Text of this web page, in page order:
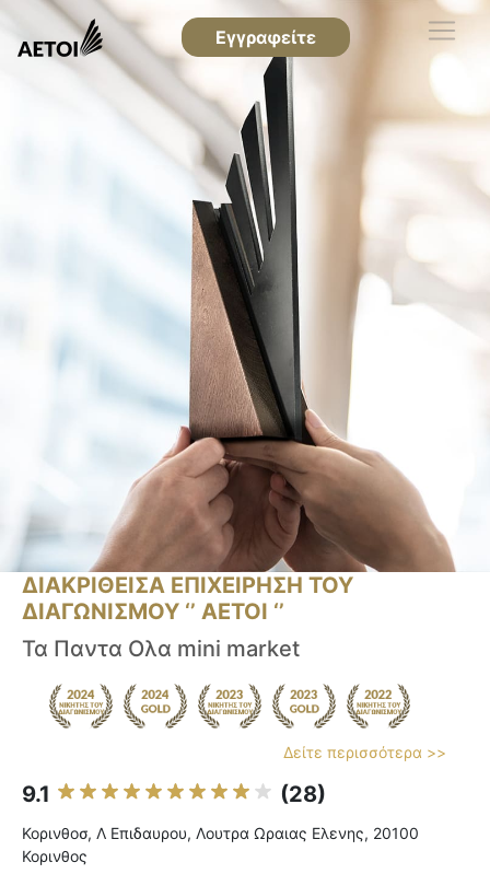
Εγγραφείτε
ΔΙΑΚΡΙΘΕΙΣΑ ΕΠΙΧΕΙΡΗΣΗ ΤΟΥ
ΔΙΑΓΩΝΙΣΜΟΥ ‘’ ΑΕΤΟΙ ‘’
Τα Παντα Ολα mini market
Δείτε περισσότερα >>
9.1 (28)
Κορινθοσ, Λ Επιδαυρου, Λουτρα Ωραιας Ελενης, 20100
Κορινθος